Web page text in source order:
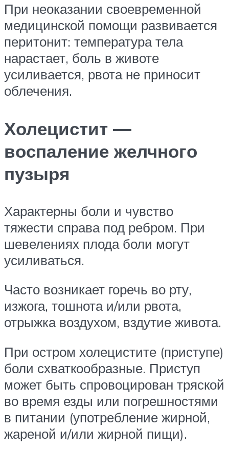
При неоказании своевременной
медицинской помощи развивается
перитонит: температура тела
нарастает, боль в животе
усиливается, рвота не приносит
облечения.
Холецистит —
воспаление желчного
пузыря
Характерны боли и чувство
тяжести справа под ребром. При
шевелениях плода боли могут
усиливаться.
Часто возникает горечь во рту,
изжога, тошнота и/или рвота,
отрыжка воздухом, вздутие живота.
При остром холецистите (приступе)
боли схваткообразные. Приступ
может быть спровоцирован тряской
во время езды или погрешностями
в питании (употребление жирной,
жареной и/или жирной пищи).